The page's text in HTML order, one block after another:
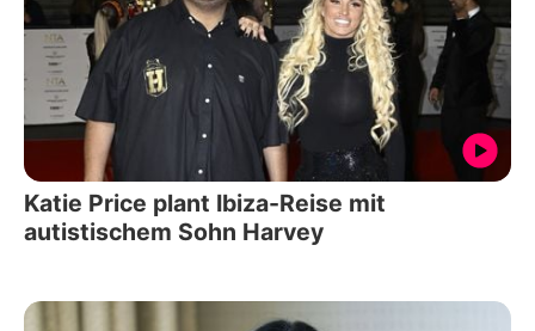
Katie Price plant Ibiza-Reise mit
autistischem Sohn Harvey